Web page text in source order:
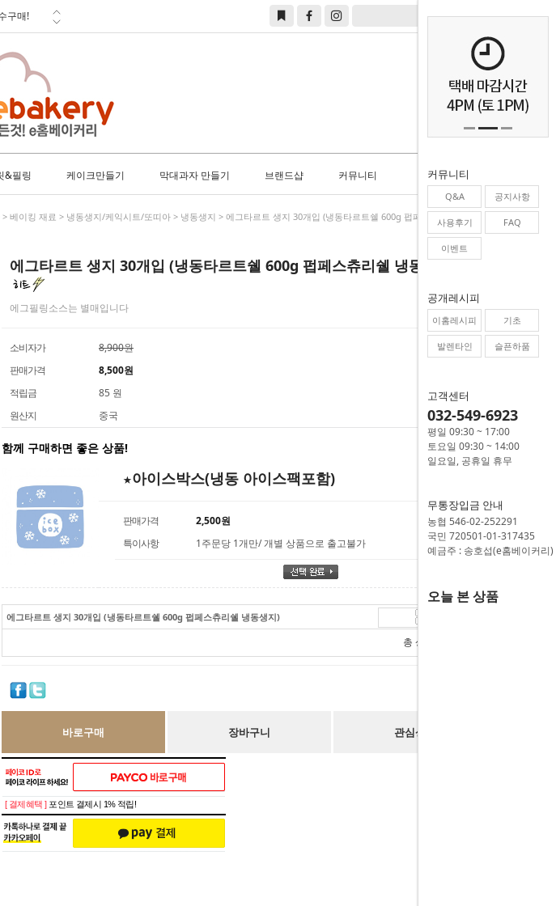
안내
고 및
&필링 케이크만들기 막대과자 만들기 브랜드샵 커뮤니티 커뮤니티
Q&A 공지사항
사용후기 FAQ
이벤트
공개레시피
이홈레시피 기초
발렌타인 슬픈하품
고객센터
032-549-6923
평일 09:30 ~ 17:00
토요일 09:30 ~ 14:00
일요일, 공휴일 휴무
무통장입금 안내
농협 546-02-252291
국민 720501-01-317435
예금주 : 송호섭(e홈베이커리)
오늘 본 상품
> 베이킹 재료 > 냉동생지/케익시트/또띠아 > 냉동생지 > 에그타르트 생지 30개입 (냉동타르트쉘 600g 펍페스츄리쉘 냉동생지)
에그타르트 생지 30개입 (냉동타르트쉘 600g 펍페스츄리쉘 냉동생지)
에그필링소스는 별매입니다
소비자가
8,900원
판매가격
8,500원
적립금
85 원
원산지
중국
함께 구매하면 좋은 상품!
★아이스박스(냉동 아이스팩포함)
판매가격
2,500원
특이사항
1주문당 1개만/ 개별 상품으로 출고불가
에그타르트 생지 30개입 (냉동타르트쉘 600g 펍페스츄리쉘 냉동생지)
총 상품 금액
바로구매 장바구니 관심상품
[ 결제혜택 ] 포인트 결제시 1% 적립!